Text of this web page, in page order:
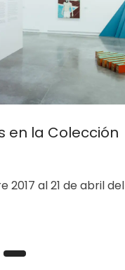
en la Colección
2017 al 21 de abril del